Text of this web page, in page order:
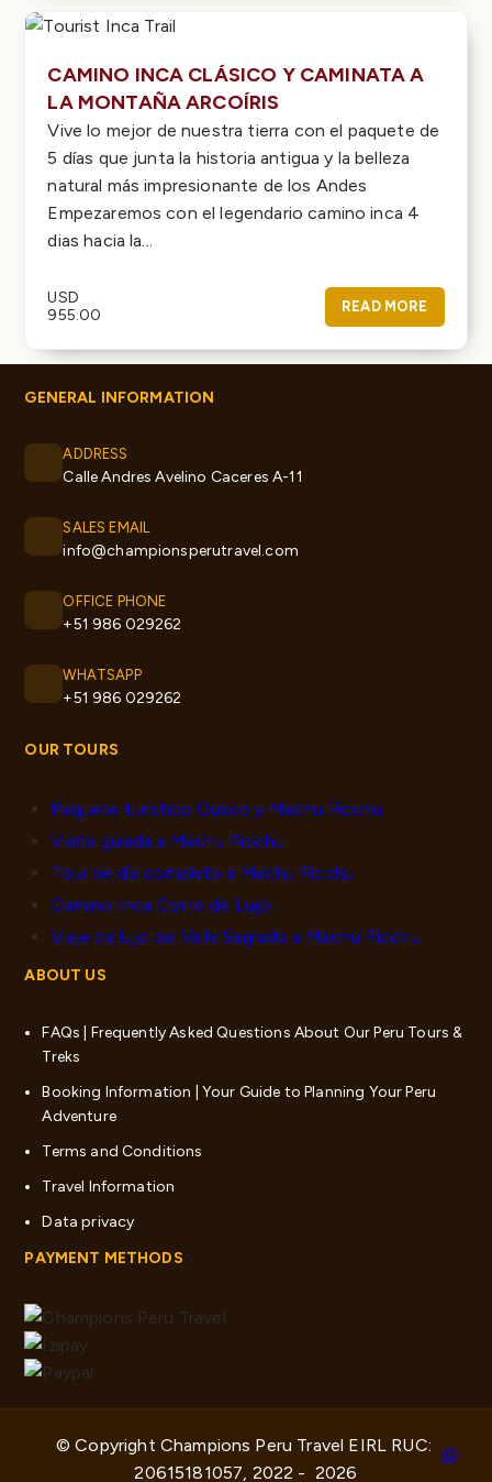
CAMINO INCA CLÁSICO Y CAMINATA A
LA MONTAÑA ARCOÍRIS
Vive lo mejor de nuestra tierra con el paquete de
5 días que junta la historia antigua y la belleza
natural más impresionante de los Andes
Empezaremos con el legendario camino inca 4
dias hacia la...
USD
955.00
READ MORE
GENERAL INFORMATION
ADDRESS
Calle Andres Avelino Caceres A-11
SALES EMAIL
info@championsperutravel.com
OFFICE PHONE
+51 986 029262
WHATSAPP
+51 986 029262
OUR TOURS
Paquete turístico Cusco y Machu Picchu
Visita guiada a Machu Picchu
Tour de día completo a Machu Picchu
Camino Inca Corto de Lujo
Viaje de lujo del Valle Sagrado a Machu Picchu
ABOUT US
FAQs | Frequently Asked Questions About Our Peru Tours &
Treks
Booking Information | Your Guide to Planning Your Peru
Adventure
Terms and Conditions
Travel Information
Data privacy
PAYMENT METHODS
© Copyright Champions Peru Travel EIRL RUC:
20615181057, 2022 -  2026